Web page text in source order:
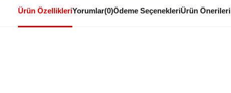
Ürün ÖzellikleriYorumlar(0)Ödeme SeçenekleriÜrün Önerileri